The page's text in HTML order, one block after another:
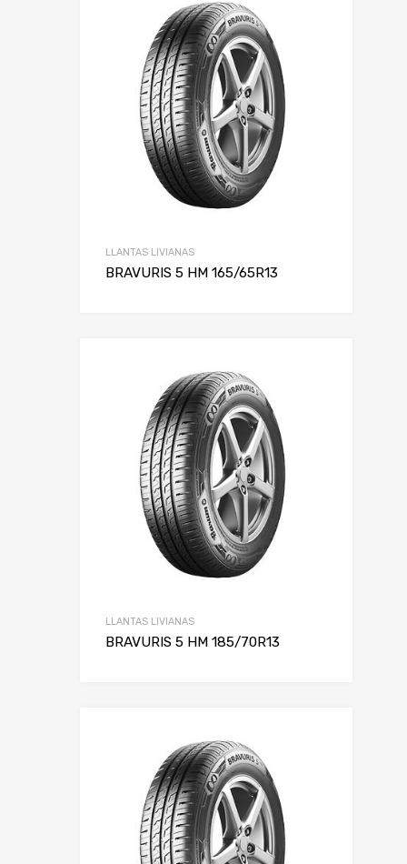
LLANTAS LIVIANAS
BRAVURIS 5 HM 165/65R13
LLANTAS LIVIANAS
BRAVURIS 5 HM 185/70R13